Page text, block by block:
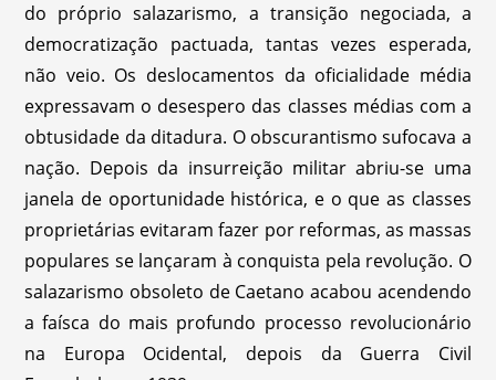
do próprio salazarismo, a transição negociada, a
democratização pactuada, tantas vezes esperada,
não veio. Os deslocamentos da oficialidade média
expressavam o desespero das classes médias com a
obtusidade da ditadura. O obscurantismo sufocava a
nação. Depois da insurreição militar abriu-se uma
janela de oportunidade histórica, e o que as classes
proprietárias evitaram fazer por reformas, as massas
populares se lançaram à conquista pela revolução. O
salazarismo obsoleto de Caetano acabou acendendo
a faísca do mais profundo processo revolucionário
na Europa Ocidental, depois da Guerra Civil